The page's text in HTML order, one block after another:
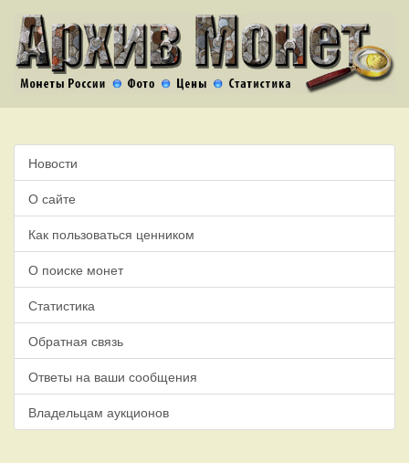
Новости
О сайте
Как пользоваться ценником
О поиске монет
Статистика
Обратная связь
Ответы на ваши сообщения
Владельцам аукционов